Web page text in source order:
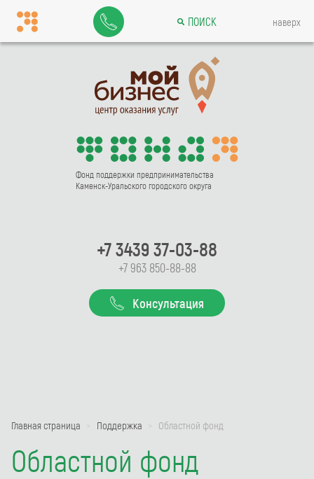
Фонд поддержки предпринимательства
Каменск-Уральского городского округа
+7 3439 37-03-88
+7 963 850-88-88
Консультация
Главная страница Поддержка Областной фонд
Областной фонд
ПОИСК наверх